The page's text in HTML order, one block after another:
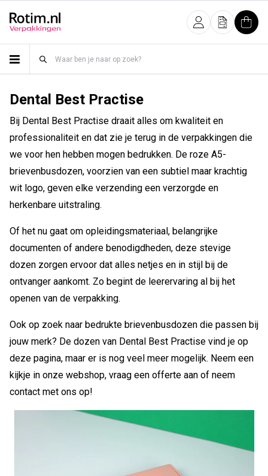
InloggenOfferte
Dental Best Practise
Bij Dental Best Practise draait alles om kwaliteit en
professionaliteit en dat zie je terug in de verpakkingen die
we voor hen hebben mogen bedrukken. De roze A5-
brievenbusdozen, voorzien van een subtiel maar krachtig
wit logo, geven elke verzending een verzorgde en
herkenbare uitstraling.
Of het nu gaat om opleidingsmateriaal, belangrijke
documenten of andere benodigdheden, deze stevige
dozen zorgen ervoor dat alles netjes en in stijl bij de
ontvanger aankomt. Zo begint de leerervaring al bij het
openen van de verpakking.
Ook op zoek naar bedrukte brievenbusdozen die passen bij
jouw merk? De dozen van Dental Best Practise vind je op
deze pagina, maar er is nog veel meer mogelijk. Neem een
kijkje in onze webshop, vraag een offerte aan of neem
contact met ons op!